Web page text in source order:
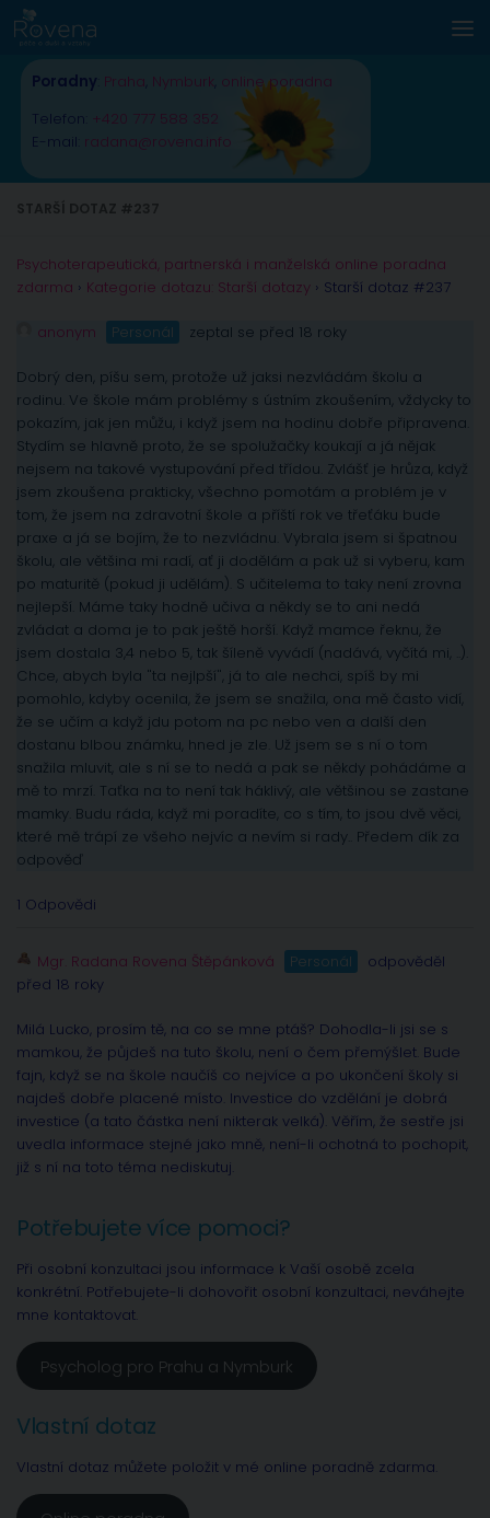
Skip to content
Poradny Praha Nymburk online poradna
Telefon: +420 777 588 352
E-mail: radana@rovena.info
Psychoterapeutická, partnerská i manželská online poradna
zdarma › Kategorie dotazu: Starší dotazy › Starší dotaz #237
anonym Personál zeptal se před 18 roky
Dobrý den, píšu sem, protože už jaksi nezvládám školu a
rodinu. Ve škole mám problémy s ústním zkoušením, vždycky to
pokazím, jak jen můžu, i když jsem na hodinu dobře připravena.
Stydím se hlavně proto, že se spolužačky koukají a já nějak
nejsem na takové vystupování před třídou. Zvlášť je hrůza, když
jsem zkoušena prakticky, všechno pomotám a problém je v
tom, že jsem na zdravotní škole a příští rok ve třeťáku bude
praxe a já se bojím, že to nezvládnu. Vybrala jsem si špatnou
školu, ale většina mi radí, ať ji dodělám a pak už si vyberu, kam
po maturitě (pokud ji udělám). S učitelema to taky není zrovna
nejlepší. Máme taky hodně učiva a někdy se to ani nedá
zvládat a doma je to pak ještě horší. Když mamce řeknu, že
jsem dostala 3,4 nebo 5, tak šíleně vyvádí (nadává, vyčítá mi, ..).
Chce, abych byla "ta nejlpší", já to ale nechci, spíš by mi
pomohlo, kdyby ocenila, že jsem se snažila, ona mě často vidí,
že se učím a když jdu potom na pc nebo ven a další den
dostanu blbou známku, hned je zle. Už jsem se s ní o tom
snažila mluvit, ale s ní se to nedá a pak se někdy pohádáme a
mě to mrzí. Taťka na to není tak háklivý, ale většinou se zastane
mamky. Budu ráda, když mi poradíte, co s tím, to jsou dvě věci,
které mě trápí ze všeho nejvíc a nevím si rady.. Předem dík za
odpověď
1 Odpovědi
Mgr. Radana Rovena Štěpánková Personál
odpověděl
před 18 roky
Milá Lucko, prosím tě, na co se mne ptáš? Dohodla-li jsi se s
mamkou, že půjdeš na tuto školu, není o čem přemýšlet. Bude
fajn, když se na škole naučíš co nejvíce a po ukončení školy si
najdeš dobře placené místo. Investice do vzdělání je dobrá
investice (a tato částka není nikterak velká). Věřím, že sestře jsi
uvedla informace stejné jako mně, není-li ochotná to pochopit,
již s ní na toto téma nediskutuj.
Potřebujete více pomoci?
Při osobní konzultaci jsou informace k Vaší osobě zcela
konkrétní. Potřebujete-li dohovořit osobní konzultaci, neváhejte
mne kontaktovat.
Psycholog pro Prahu a Nymburk
Vlastní dotaz
Vlastní dotaz můžete položit v mé online poradně zdarma.